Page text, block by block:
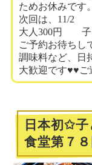
ためお休みです。
次回は、11/2
大人300円 子
ご予約お待ちし
調味料など、日
大歓迎です♥️♥️ご
日本初✩
食堂第７